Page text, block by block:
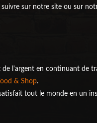
sur notre site ou sur
de l'argent en continuant de
& Shop.
tout le monde en un